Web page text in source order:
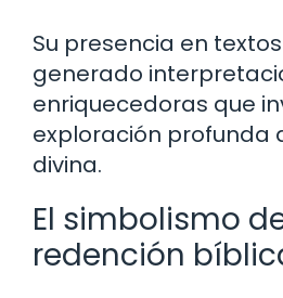
Su presencia en
generado
enriquecedoras que
exploración profunda
divina.
El simbolismo
redención